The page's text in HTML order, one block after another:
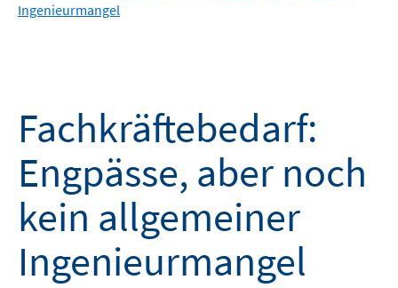
Ingenieurmangel
Fachkräftebedarf:
Engpässe, aber noch
kein allgemeiner
Ingenieurmangel